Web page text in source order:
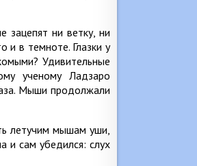
зацепят ни ветку, ни
и в темноте. Глазки у
Удивительные
ученому Ладзаро
Мыши продолжали
летучим мышам уши,
и сам убедился: слух